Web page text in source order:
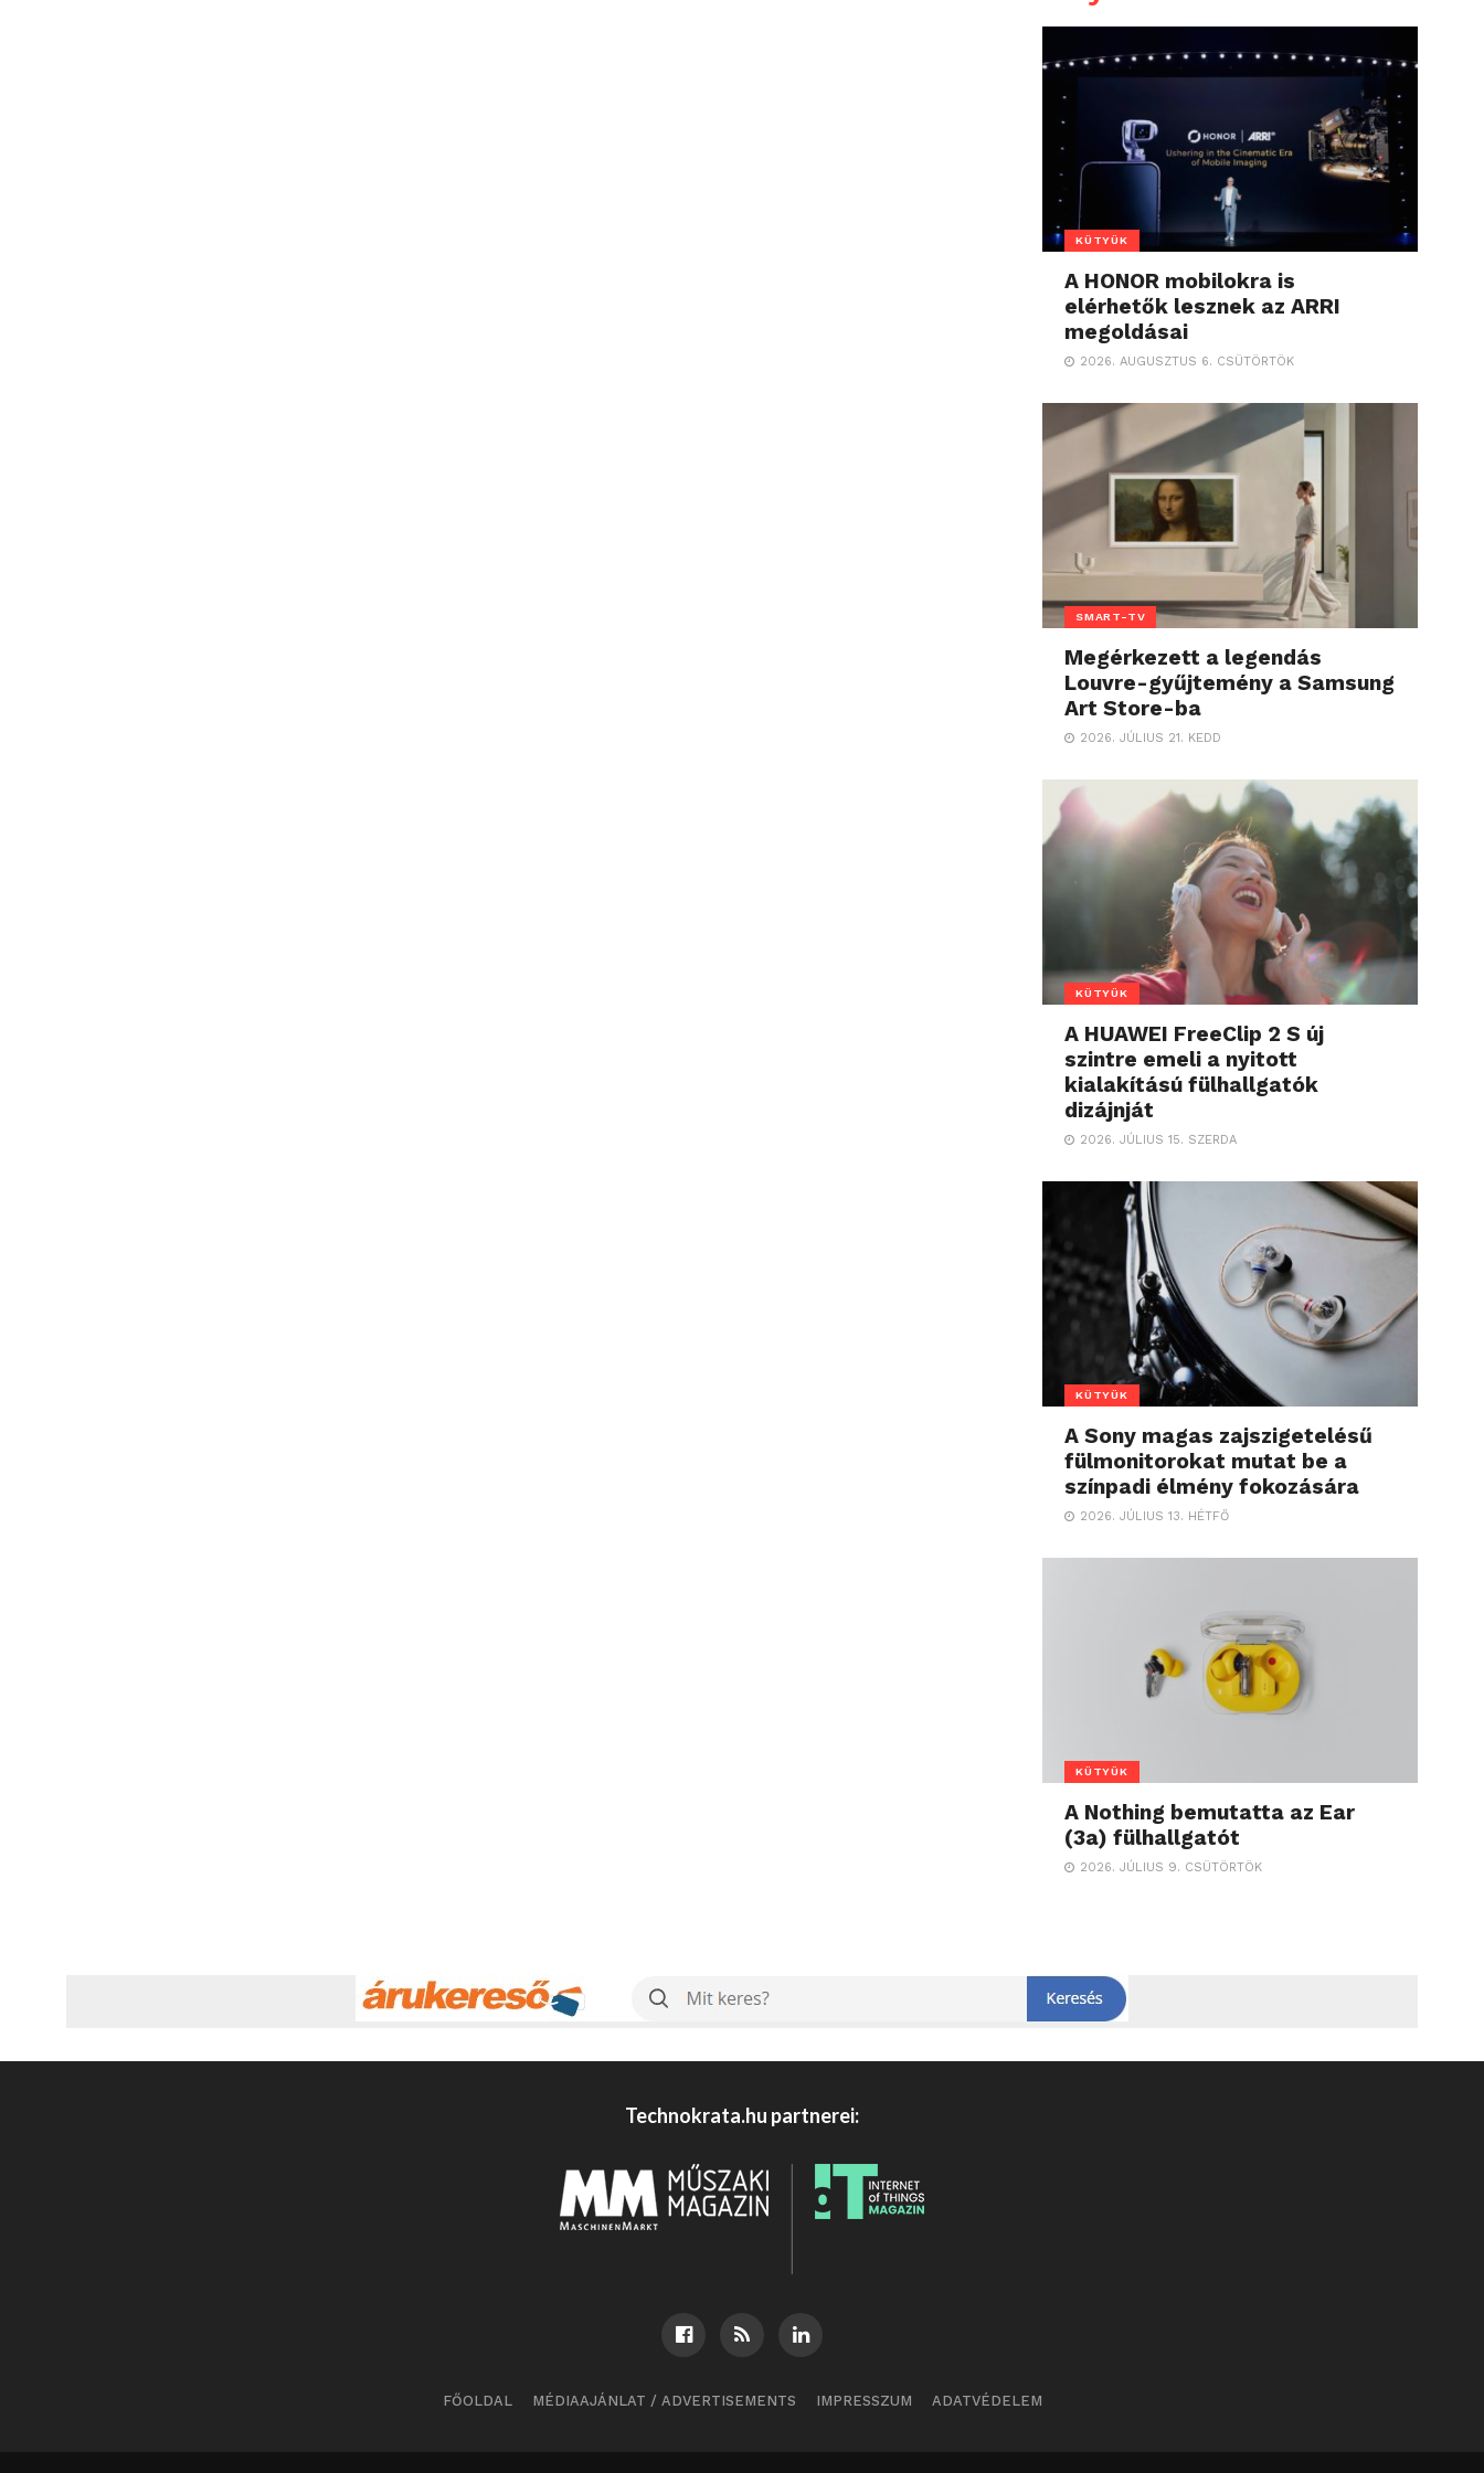
KÜTYÜK
A HONOR mobilokra is
elérhetők lesznek az ARRI
megoldásai
2026. AUGUSZTUS 6. CSÜTÖRTÖK
SMART-TV
Megérkezett a legendás
Louvre-gyűjtemény a Samsung
Art Store-ba
2026. JÚLIUS 21. KEDD
KÜTYÜK
A HUAWEI FreeClip 2 S új
szintre emeli a nyitott
kialakítású fülhallgatók
dizájnját
2026. JÚLIUS 15. SZERDA
KÜTYÜK
A Sony magas zajszigetelésű
fülmonitorokat mutat be a
színpadi élmény fokozására
2026. JÚLIUS 13. HÉTFŐ
KÜTYÜK
A Nothing bemutatta az Ear
(3a) fülhallgatót
2026. JÚLIUS 9. CSÜTÖRTÖK
Technokrata.hu partnerei:
FŐOLDAL MÉDIAAJÁNLAT / ADVERTISEMENTS IMPRESSZUM ADATVÉDELEM